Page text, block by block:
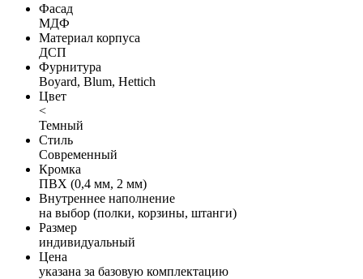
Фасад
МДФ
Материал корпуса
ДСП
Фурнитура
Boyard, Blum, Hettich
Цвет
<
Темный
Стиль
Современный
Кромка
ПВХ (0,4 мм, 2 мм)
Внутреннее наполнение
на выбор (полки, корзины, штанги)
Размер
индивидуальный
Цена
указана за базовую комплектацию